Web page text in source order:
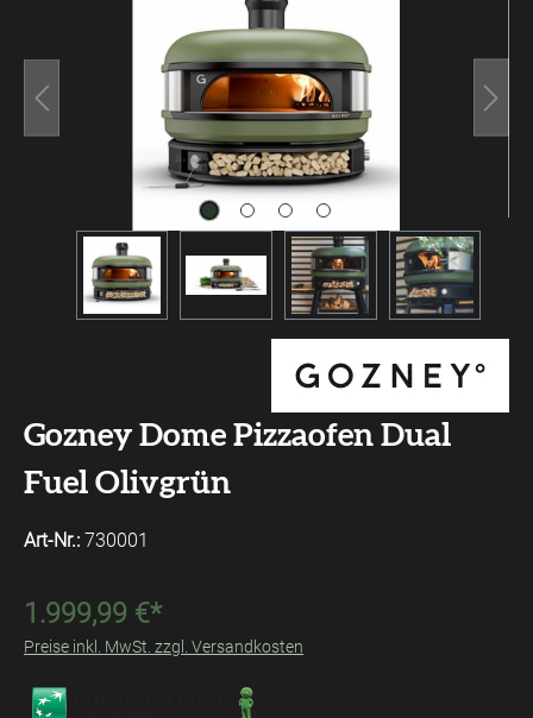
Gozney Dome Pizzaofen Dual
Fuel Olivgrün
Art-Nr.: 730001
1.999,99 €*
Preise inkl. MwSt. zzgl. Versandkosten